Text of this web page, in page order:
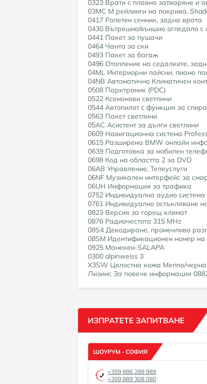
0323 Врати с плавно затваряне и
03MC M рейлинги на покрива,
0417 Ролетен сенник, задна врата
0430 Вътрешно/външно огледало с
0441 Пакет за пушачи
0464 Чанта за ски
0493 Пакет за багаж
0496 Отопление на седалките,
04ML Интериорни лайсни, пиано
04NB Автоматично Климатичен
0508 Парктроник (PDC)
0522 Ксенонови светлини
0544 Автопилот с функция за
0563 Пакет светлини
05AC Асистент за дълги светлини
0609 Навигационна система
0615 Разширена BMW онлайн
0639 Подготовка за мобилен
0698 Код на областта 2 за DVD
06AB Управление, Телеуслуги
06NF Музикален интерфейс за
06UH Информация за трафика
0752 Индивидуална аудио система
0761 Индивидуално остъкляване
0823 Версия за горещ климат
0876 Радиочестота 315 MHz
08S4 Декодиране, променливо
08SM Идентификационен номер
0925 Манекен-SALAPA
0300 alpinweiss 3
X3SW Цялостна кожа Merino/черна
Лизинг, За повече информация
ИЗПРАТЕТЕ ЗАПИТВАНЕ
ШОУРУМ - СОФИЯ
+359 886 289 989
+359 889 308 080